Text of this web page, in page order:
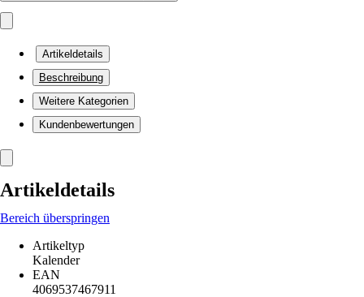
Artikeldetails
Beschreibung
Weitere Kategorien
Kundenbewertungen
Artikeldetails
Bereich überspringen
Artikeltyp
Kalender
EAN
4069537467911